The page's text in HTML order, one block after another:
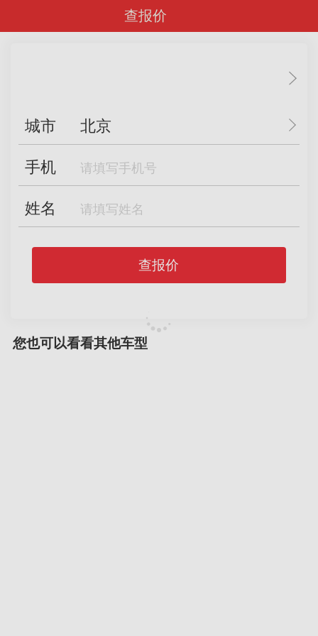
查报价
城市 北京
手机
姓名
查报价
您也可以看看其他车型